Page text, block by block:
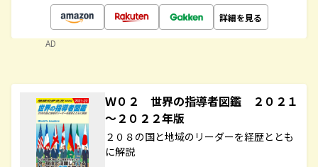
詳細を見る
AD
Ｗ０２ 世界の指導者図鑑 ２０２１
～２０２２年版
２０８の国と地域のリーダーを経歴ととも
に解説